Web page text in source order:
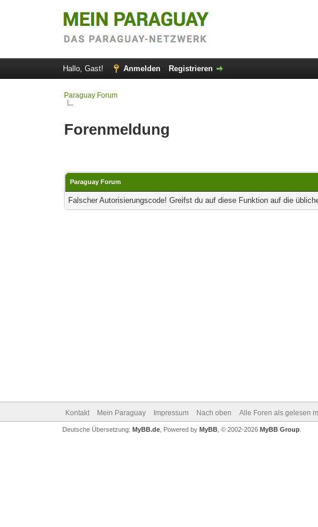
Hallo, Gast! Anmelden Registrieren
Paraguay Forum
Forenmeldung
Paraguay Forum
Falscher Autorisierungscode! Greifst du auf diese Funktion auf die
Kontakt Mein Paraguay Impressum Nach oben Alle Foren als gelesen
Deutsche Übersetzung: MyBB.de, Powered by MyBB, © 2002-2026 MyBB Group.